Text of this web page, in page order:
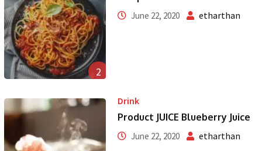
2
June 22, 2020 etharthan
Drink
Product JUICE Blueberry Juice
June 22, 2020 etharthan